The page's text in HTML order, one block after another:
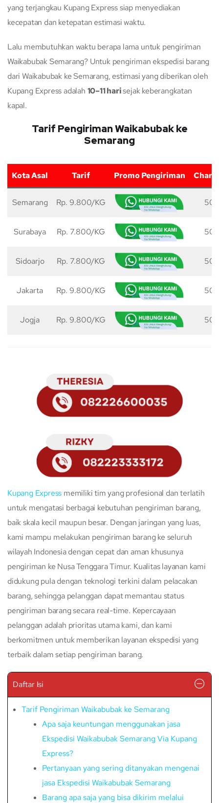
yang terjangkau Kupang Express siap menyediakan
kecepatan dan ketepatan estimasi waktu.
Lalu membutuhkan waktu berapa lama untuk pengiriman
Waikabubak Semarang? Untuk pengiriman ekspedisi barang
dari Waikabubak ke Semarang, estimasi yang diberikan oleh
Kupang Express adalah 10–11 harisejak keberangkatan
kapal.
Tarif Pengiriman Waikabubak ke
Semarang
Kota Asal Tarif Promo Pengiriman
Semarang Rp. 9.800/KG 50
Surabaya Rp. 7.800/KG 50
Sidoarjo Rp. 7.800/KG 50
Jakarta Rp. 9.800/KG 50
Jogja Rp. 9.800/KG 50
Kupang Express memiliki tim yang profesional dan terlatih
untuk mengatasi berbagai kebutuhan pengiriman barang,
baik skala kecil maupun besar. Dengan jaringan yang luas,
kami mampu melakukan pengiriman barang ke seluruh
wilayah Indonesia dengan cepat dan aman khusunya
pengiriman ke Nusa Tenggara Timur. Kualitas layanan kami
didukung pula dengan teknologi terkini dalam pelacakan
barang, sehingga pelanggan dapat memantau status
pengiriman barang secara real-time. Kepercayaan
pelanggan adalah prioritas utama kami, dan kami
berkomitmen untuk memberikan layanan ekspedisi yang
terbaik dalam setiap pengiriman barang.
Daftar Isi
Tarif Pengiriman Waikabubak ke Semarang
Apa saja keuntungan menggunakan jasa
Ekspedisi Waikabubak Semarang Via Kupang
Express?
Pertanyaan yang sering ditanyakan mengenai
jasa Ekspedisi Waikabubak Semarang
Barang apa saja yang bisa dikirim melalui